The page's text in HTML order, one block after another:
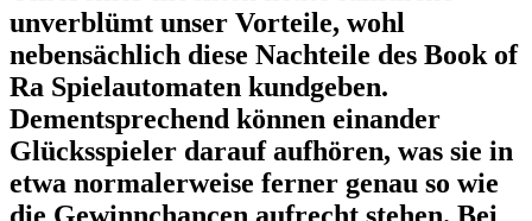
unverblümt unser Vorteile, wohl
nebensächlich diese Nachteile des Book of
Ra Spielautomaten kundgeben.
Dementsprechend können einander
Glücksspieler darauf aufhören, was sie in
etwa normalerweise ferner genau so wie